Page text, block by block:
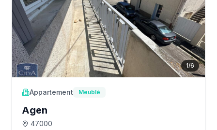
1/6
Appartement Meublé
Agen
47000